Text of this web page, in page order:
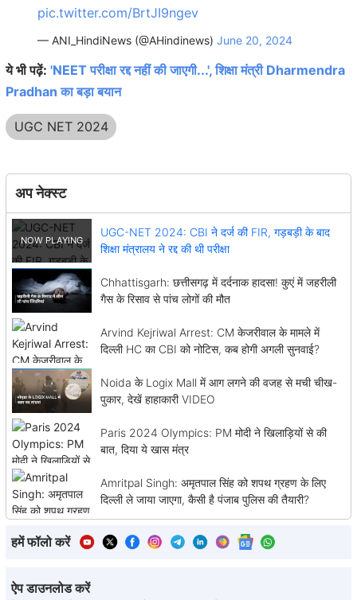
pic.twitter.com/BrtJI9ngev
— ANI_HindiNews (@AHindinews) June 20, 2024
ये भी पढ़ें: 'NEET परीक्षा रद्द नहीं की जाएगी...', शिक्षा मंत्री Dharmendra
Pradhan का बड़ा बयान
UGC NET 2024
अप नेक्स्ट
UGC-NET 2024: CBI ने दर्ज की FIR, गड़बड़ी के बाद
शिक्षा मंत्रालय ने रद्द की थी परीक्षा
Chhattisgarh: छत्तीसगढ़ में दर्दनाक हादसा! कुएं में जहरीली
गैस के रिसाव से पांच लोगों की मौत
Arvind Kejriwal Arrest: CM केजरीवाल के मामले में
दिल्ली HC का CBI को नोटिस, कब होगी अगली सुनवाई?
Noida के Logix Mall में आग लगने की वजह से मची चीख-
पुकार, देखें हाहाकारी VIDEO
Paris 2024 Olympics: PM मोदी ने खिलाड़ियों से की
बात, दिया ये खास मंत्र
Amritpal Singh: अमृतपाल सिंह को शपथ ग्रहण के लिए
दिल्ली ले जाया जाएगा, कैसी है पंजाब पुलिस की तैयारी?
हमें फॉलो करें
ऐप डाउनलोड करें